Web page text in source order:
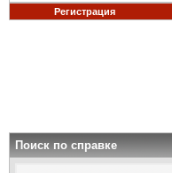
Регистрация
Поиск по справке